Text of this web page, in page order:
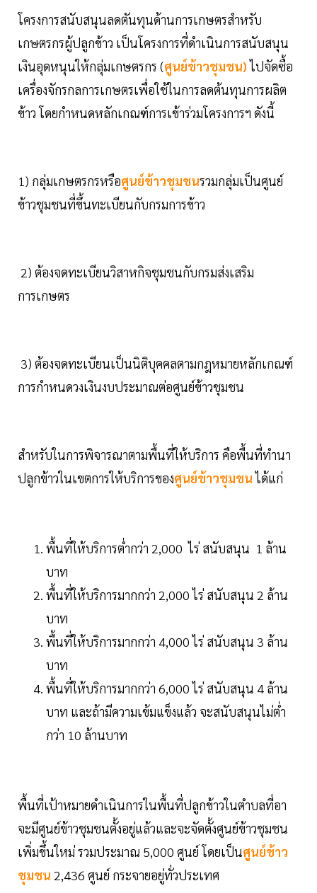
โครงการสนับสนุนลดตันทุนด้านการเกษตรสำหรับ
เกษตรกรผู้ปลูกข้าว เป็นโครงการที่ดำเนินการสนับสนุน
เงินอุดหนุนให้กลุ่มเกษตรกร (ศูนย์ข้าวชุมชน)ไปจัดซื้อ
เครื่องจักรกลการเกษตรเพื่อใช้ในการลดต้นทุนการผลิต
ข้าว โดยกำหนดหลักเกณฑ์การเข้าร่วมโครงการฯ ดังนี้
1) กลุ่มเกษตรกรหรือศูนย์ข้าวชุมชนรวมกลุ่มเป็นศูนย์
ข้าวชุมชนที่ขึ้นทะเบียนกับกรมการข้าว
2) ต้องจดทะเบียนวิสาหกิจชุมชนกับกรมส่งเสริม
การเกษตร
3) ต้องจดทะเบียนเป็นนิติบุคคลตามกฎหมายหลักเกณฑ์
การกำหนดวงเงินงบประมาณต่อศูนย์ข้าวชุมชน
สำหรับในการพิจารณาตามพื้นที่ให้บริการ คือพื้นที่ทำนา
ปลูกข้าวในเขตการให้บริการของศูนย์ข้าวชุมชนได้แก่
พื้นที่ให้บริการต่ำกว่า 2,000 ไร่ สนับสนุน 1 ล้าน
บาท
พื้นที่ให้บริการมากกว่า 2,000 ไร่ สนับสนุน 2 ล้าน
บาท
พื้นที่ให้บริการมากกว่า 4,000 ไร่ สนับสนุน 3 ล้าน
บาท
พื้นที่ให้บริการมากกว่า 6,000 ไร่ สนับสนุน 4 ล้าน
บาท และถ้ามีความเข้มแข็งแล้ว จะสนับสนุนไม่ต่ำ
กว่า 10 ล้านบาท
พื้นที่เป้าหมายดำเนินการในพื้นที่ปลูกข้าวในตำบลที่อา
จะมีศูนย์ข้าวชุมชนตั้งอยู่แล้วและจะจัดตั้งศูนย์ข้าวชุมชน
เพิ่มขึ้นใหม่ รวมประมาณ 5,000 ศูนย์ โดยเป็นศูนย์ข้าว
ชุมชน 2,436 ศูนย์ กระจายอยู่ทั่วประเทศ